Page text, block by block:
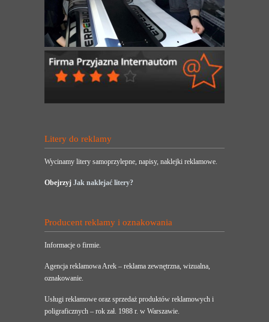
Litery do reklamy
Wycinamy litery samoprzylepne, napisy, naklejki reklamowe.
Obejrzyj Jak naklejać litery?
Producent reklamy i oznakowania
Informacje o firmie.
Agencja reklamowa Arek – reklama zewnętrzna, wizualna,
oznakowanie.
Usługi reklamowe oraz sprzedaż produktów reklamowych i
poligraficznych – rok zał. 1988 r. w Warszawie.